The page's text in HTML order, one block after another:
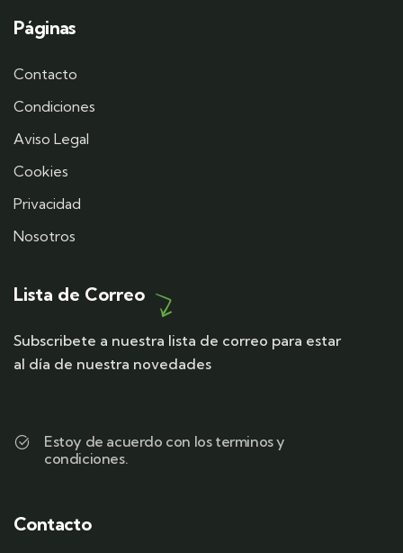
Páginas
Contacto
Condiciones
Aviso Legal
Cookies
Privacidad
Nosotros
Lista de Correo
Subscribete a nuestra lista de correo para estar
al día de nuestra novedades
Estoy de acuerdo con los terminos y
condiciones.
Contacto